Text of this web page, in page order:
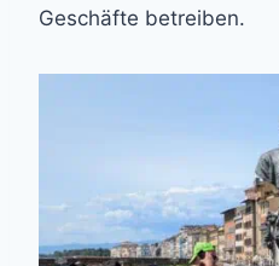
Geschäfte betreiben.